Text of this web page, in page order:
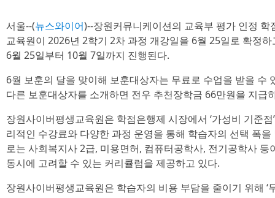
서울--(뉴스와이어)--장원커뮤니케이션의 교육부 평가 인정
교육원이 2026년 2학기 2차 과정 개강일을 6월 25일로 확정
6월 25일부터 10월 7일까지 진행된다.
6월 보훈의 달을 맞이해 보훈대상자는 무료로 수업을 받을 수
다른 보훈대상자를 소개하면 전우 추천장학금 66만원을 지급
장원사이버평생교육원은 학점은행제 시장에서 ‘가성비 기준
리적인 수강료와 다양한 과정 운영을 통해 학습자의 선택 폭
로는 사회복지사 2급, 미용면허, 컴퓨터공학사, 전기공학사
동시에 고려할 수 있는 커리큘럼을 제공하고 있다.
장원사이버평생교육원은 학습자의 비용 부담을 줄이기 위해 ‘